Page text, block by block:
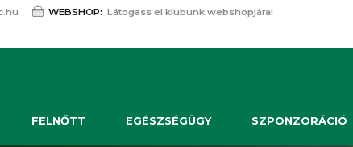
WEBSHOP: Látogass el klubunk webshopjára!
FELNŐTT EGÉSZSÉGÜGY SZPONZORÁCIÓ